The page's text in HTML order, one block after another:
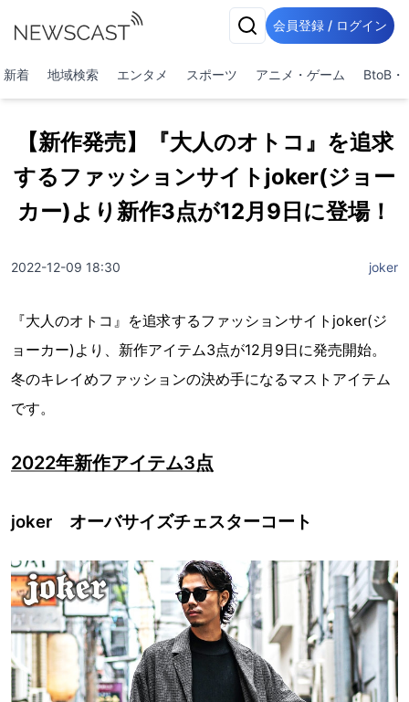
会員登録 / ログイン
新着 地域検索 エンタメ スポーツ アニメ・ゲーム BtoB・
【新作発売】『大人のオトコ』を追求
するファッションサイトjoker(ジョー
カー)より新作3点が12月9日に登場！
2022-12-09 18:30 joker
『大人のオトコ』を追求するファッションサイトjoker(ジ
ョーカー)より、新作アイテム3点が12月9日に発売開始。
冬のキレイめファッションの決め手になるマストアイテム
です。
2022年新作アイテム3点
joker オーバサイズチェスターコート